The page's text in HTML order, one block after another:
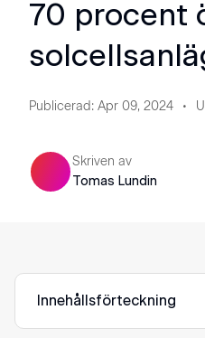
70 procent
Publicerad: Apr 09, 2024
Skriven av
Tomas Lundin
Innehållsförteckning